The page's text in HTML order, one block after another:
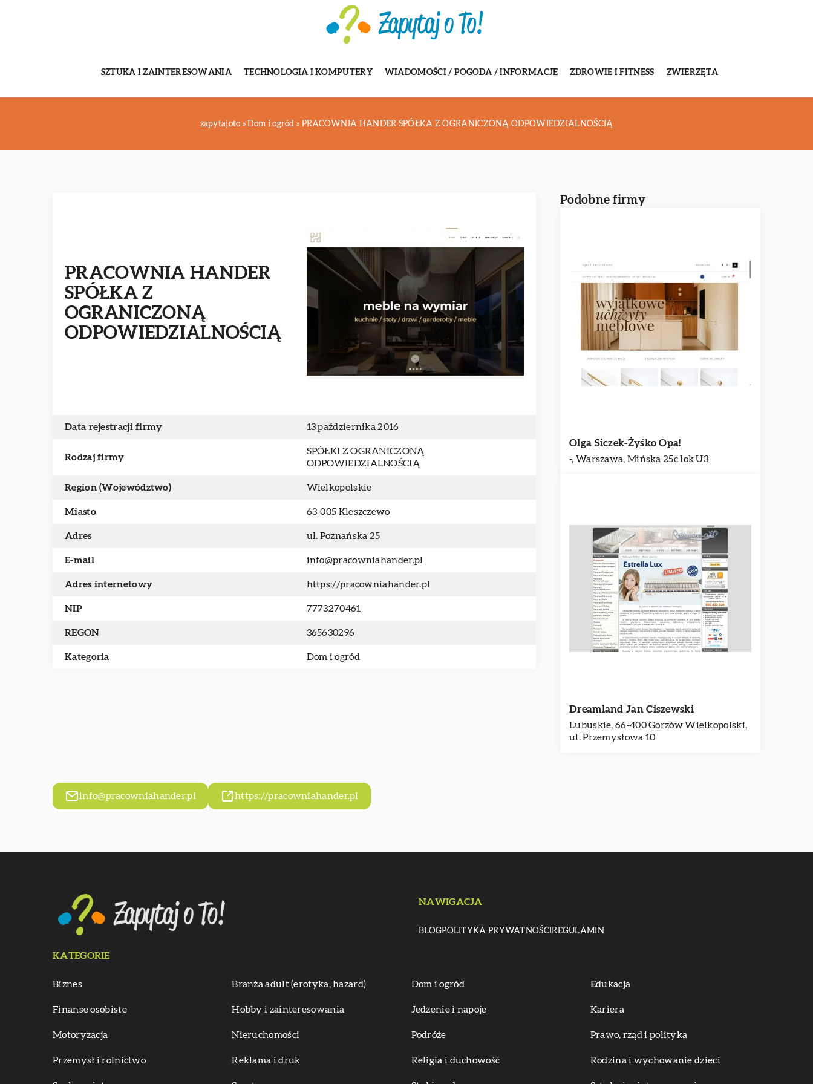
SZTUKA I ZAINTERESOWANIA TECHNOLOGIA I KOMPUTERY WIADOMOŚCI / POGODA / INFORMACJE ZDROWIE I FITNESS ZWIERZĘTA
zapytajoto »Dom i ogród » PRACOWNIA HANDER SPÓŁKA Z OGRANICZONĄ ODPOWIEDZIALNOŚCIĄ
PRACOWNIA HANDER
SPÓŁKA Z
OGRANICZONĄ
ODPOWIEDZIALNOŚCIĄ
Data rejestracji firmy 13 października 2016
Rodzaj firmy
SPÓŁKI Z OGRANICZONĄ
ODPOWIEDZIALNOŚCIĄ
Region (Województwo) Wielkopolskie
Miasto 63-005 Kleszczewo
Adres ul. Poznańska 25
E-mail info@pracowniahander.pl
Adres internetowy https://pracowniahander.pl
NIP 7773270461
REGON 365630296
Kategoria Dom i ogród
Podobne firmy
Olga Siczek-Żyśko Opa!
-, Warszawa, Mińska 25c lok U3
Dreamland Jan Ciszewski
Lubuskie, 66-400 Gorzów Wielkopolski,
ul. Przemysłowa 10
info@pracowniahander.pl https://pracowniahander.pl
NAWIGACJA
BLOGPOLITYKA PRYWATNOŚCIREGULAMIN
KATEGORIE
Biznes Branża adult (erotyka, hazard) Dom i ogród Edukacja
Finanse osobiste Hobby i zainteresowania Jedzenie i napoje Kariera
Motoryzacja Nieruchomości Podróże Prawo, rząd i polityka
Przemysł i rolnictwo Reklama i druk Religia i duchowość Rodzina i wychowanie dzieci